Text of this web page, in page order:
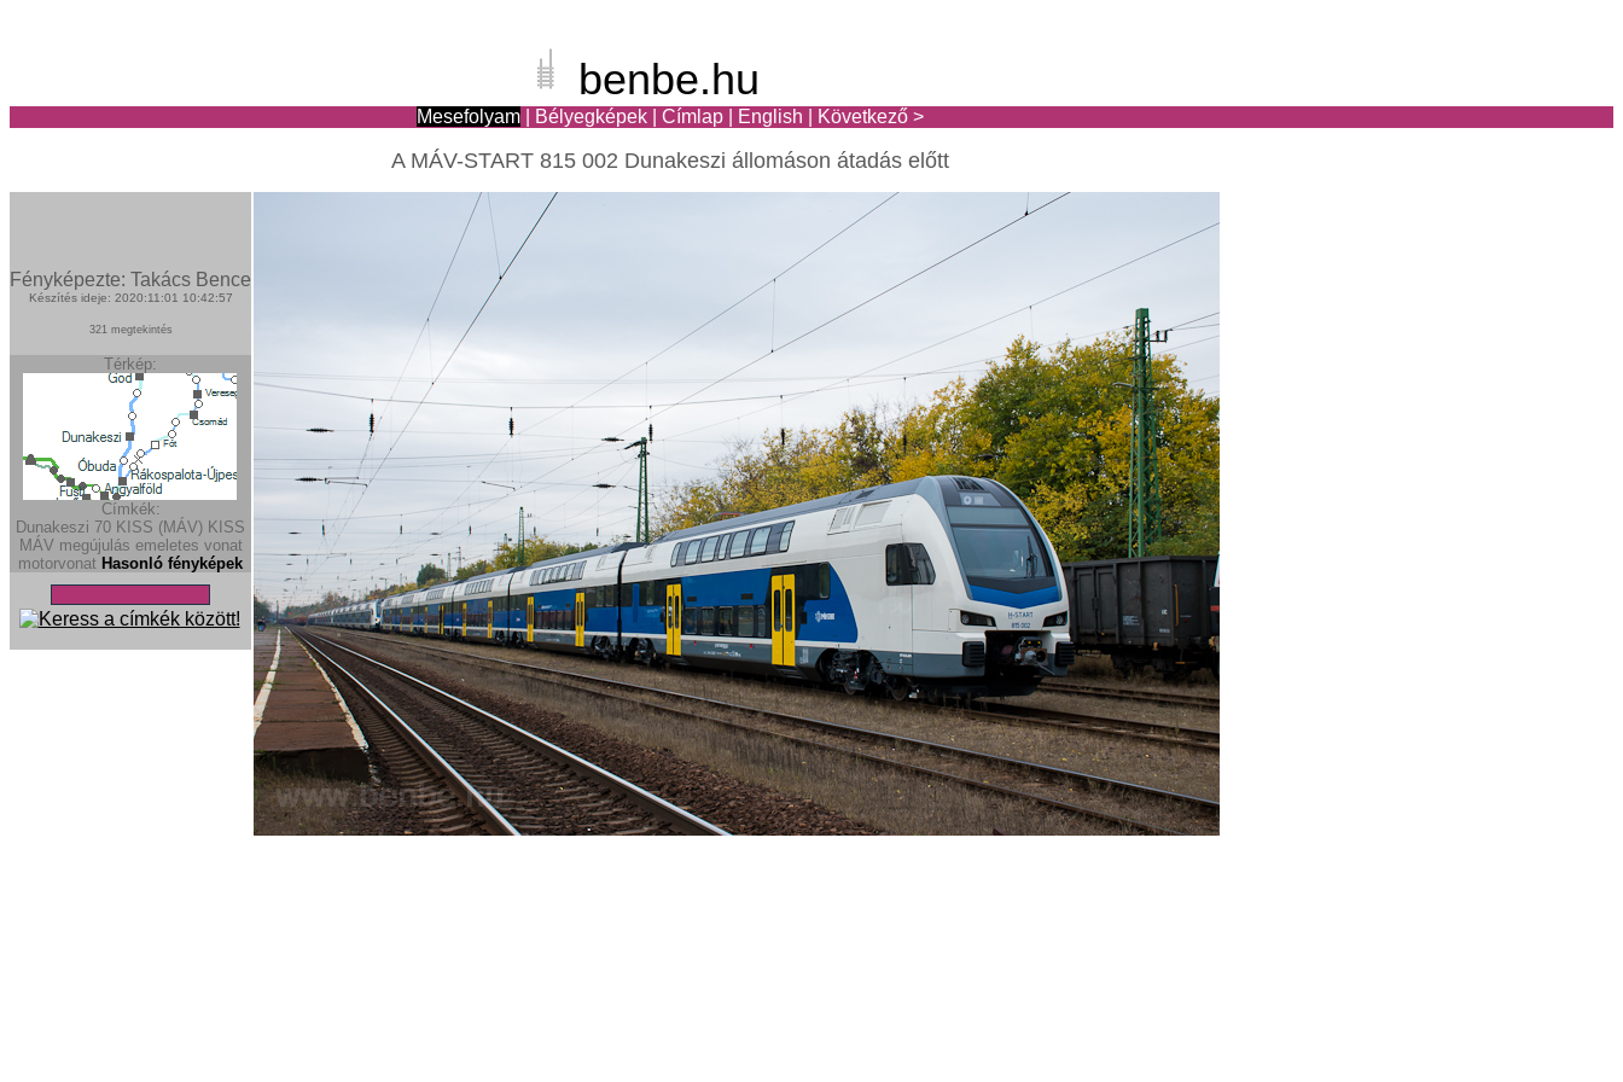
benbe.hu
Mesefolyam Bélyegképek Címlap English Következő >
A MÁV-START 815 002 Dunakeszi állomáson átadás előtt
Fényképezte: Takács Bence
Készítés ideje: 2020:11:01 10:42:57
321 megtekintés
Térkép:
Címkék:
Dunakeszi 70 KISS (MÁV) KISS
MÁV megújulás emeletes vonat
motorvonat Hasonló fényképek